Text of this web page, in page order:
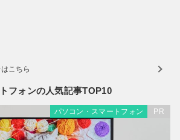
こちら
フォンの人気記事TOP10
パソコン・スマートフォン PR